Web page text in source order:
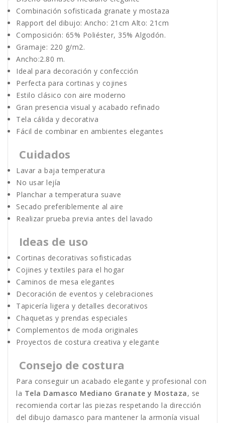
Combinación sofisticada granate y mostaza
Rapport del dibujo: Ancho: 21cm Alto: 21cm
Composición: 65% Poliéster, 35% Algodón.
Gramaje: 220 g/m2.
Ancho:2.80 m.
Ideal para decoración y confección
Perfecta para cortinas y cojines
Estilo clásico con aire moderno
Gran presencia visual y acabado refinado
Tela cálida y decorativa
Fácil de combinar en ambientes elegantes
Cuidados
Lavar a baja temperatura
No usar lejía
Planchar a temperatura suave
Secado preferiblemente al aire
Realizar prueba previa antes del lavado
Ideas de uso
Cortinas decorativas sofisticadas
Cojines y textiles para el hogar
Caminos de mesa elegantes
Decoración de eventos y celebraciones
Tapicería ligera y detalles decorativos
Chaquetas y prendas especiales
Complementos de moda originales
Proyectos de costura creativa y elegante
Consejo de costura
Para conseguir un acabado elegante y profesional con
la Tela Damasco Mediano Granate y Mostaza, se
recomienda cortar las piezas respetando la dirección
del dibujo damasco para mantener la armonía visual